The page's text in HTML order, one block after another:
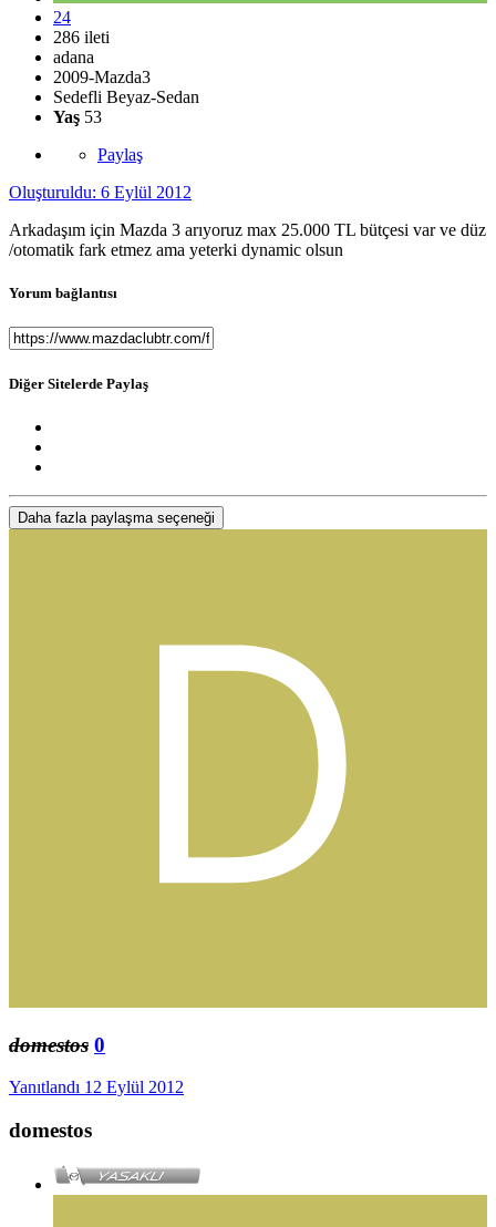
24
286 ileti
adana
2009-Mazda3
Sedefli Beyaz-Sedan
Yaş 53
Paylaş
Oluşturuldu: 6 Eylül 2012
Arkadaşım için Mazda 3 arıyoruz max 25.000 TL bütçesi var ve düz
/otomatik fark etmez ama yeterki dynamic olsun
Yorum bağlantısı
Diğer Sitelerde Paylaş
Daha fazla paylaşma seçeneği
domestos 0
Yanıtlandı 12 Eylül 2012
domestos